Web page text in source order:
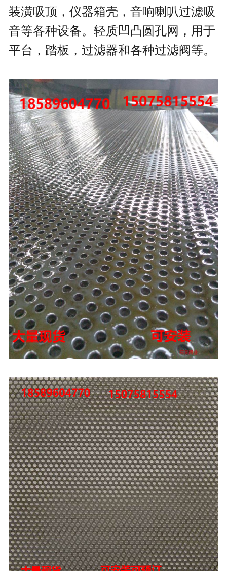
装潢吸顶，仪器箱壳，音响喇叭过滤吸
音等各种设备。轻质凹凸圆孔网，用于
平台，踏板，过滤器和各种过滤阀等。